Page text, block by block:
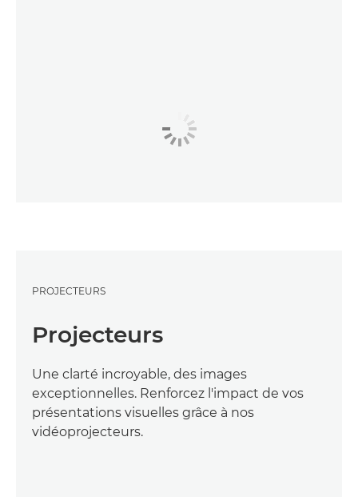
PROJECTEURS
Projecteurs
Une clarté incroyable, des images
exceptionnelles. Renforcez l'impact de vos
présentations visuelles grâce à nos
vidéoprojecteurs.